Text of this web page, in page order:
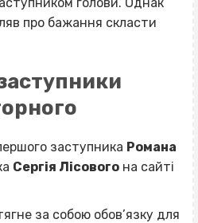
голови. Однак
про бажання скласти
заступника Романа
Сергія Лісового на сайті
за собою обов’язку для